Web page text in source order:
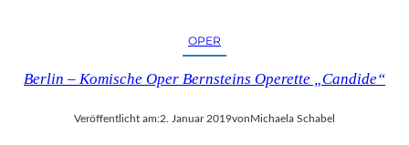
OPER
Berlin – Komische Oper Bernsteins Operette „Candide“
Veröffentlicht am:2. Januar 2019vonMichaela Schabel